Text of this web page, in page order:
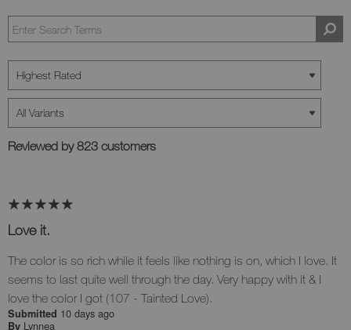
Reviewed by 823 customers
Love it.
The color is so rich while it feels like nothing is on, which I love. It
seems to last quite well through the day. Very happy with it & I
love the color I got (107 - Tainted Love).
Submitted 10 days ago
By Lynnea